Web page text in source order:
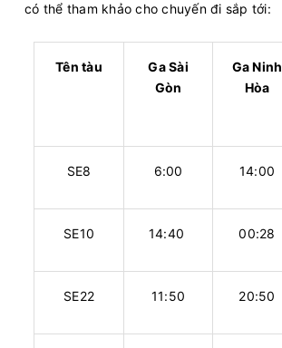
có thể tham khảo cho chuyến đi sắp tới:
Tên tàu
Ga Sài
Gòn
Ga Ninh
Hòa
SE8 6:00 14:00
SE10 14:40 00:28
SE22 11:50 20:50